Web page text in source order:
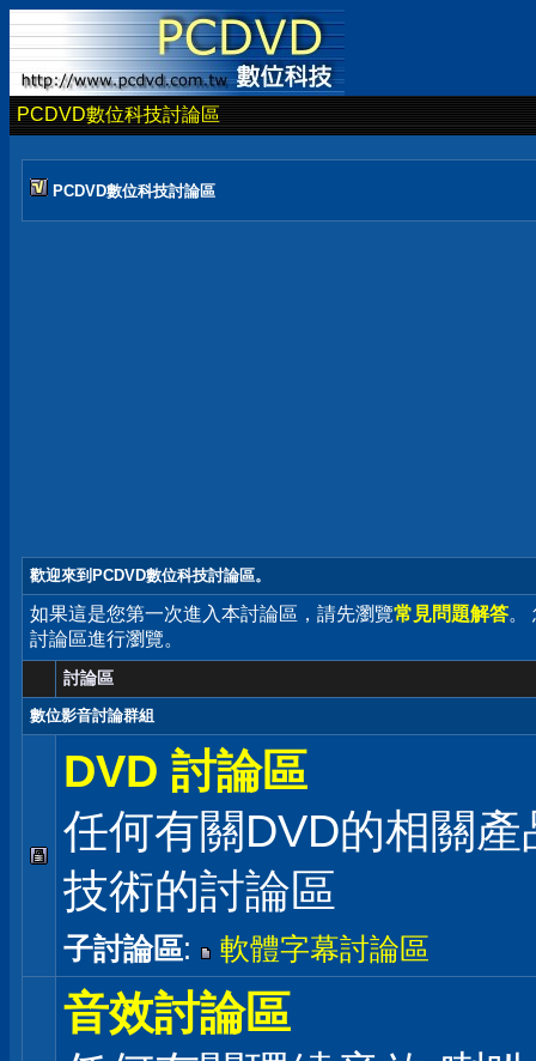
PCDVD數位科技討論區
PCDVD數位科技討論區
歡迎來到PCDVD數位科技討論區。
如果這是您第一次進入本討論區，請先瀏覽常見問題解答。
討論區進行瀏覽。
討論區
數位影音討論群組
DVD 討論區
任何有關DVD的相關產
技術的討論區
子討論區: 軟體字幕討論區
音效討論區